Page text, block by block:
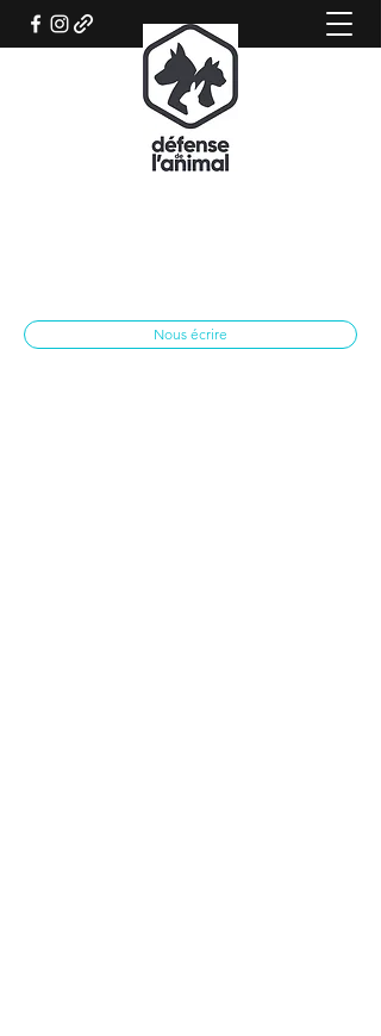
REFUGE CANIN DE SISTERON
Association qui œuvre pour le bien-être
Nous écrire